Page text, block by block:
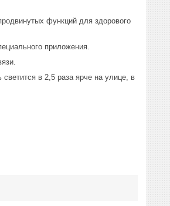
функций для здорового
приложения.
в 2,5 раза ярче на улице, в